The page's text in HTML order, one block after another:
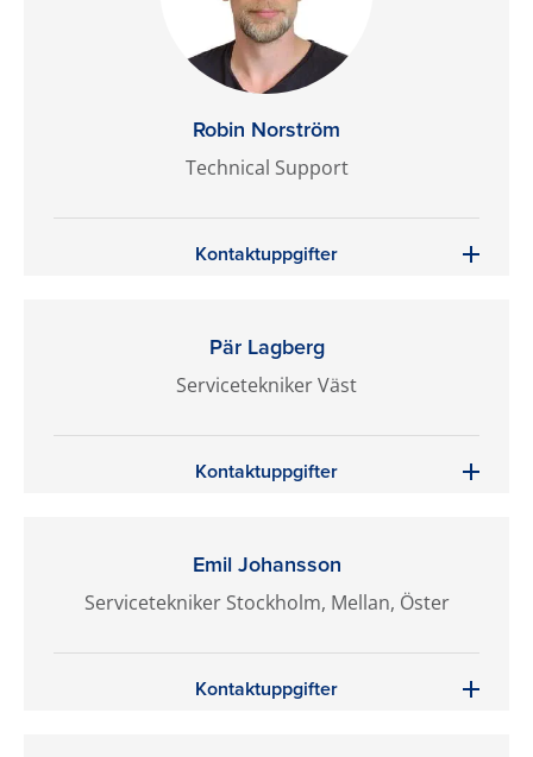
Robin Norström
Technical Support
Kontaktuppgifter
Pär Lagberg
Servicetekniker Väst
Kontaktuppgifter
Emil Johansson
Servicetekniker Stockholm, Mellan, Öster
Kontaktuppgifter